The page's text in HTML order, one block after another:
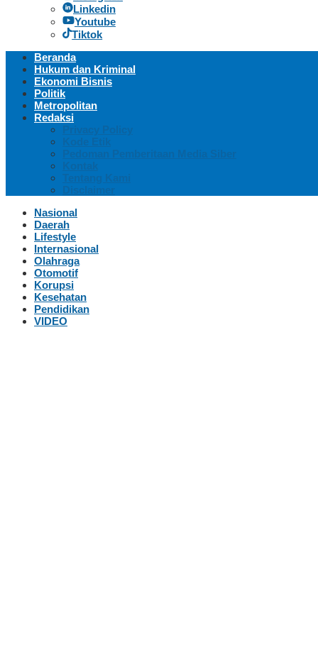
Linkedin
Youtube
Tiktok
Beranda
Hukum dan Kriminal
Ekonomi Bisnis
Politik
Metropolitan
Redaksi
Privacy Policy
Kode Etik
Pedoman Pemberitaan Media Siber
Kontak
Tentang Kami
Disclaimer
Nasional
Daerah
Lifestyle
Internasional
Olahraga
Otomotif
Korupsi
Kesehatan
Pendidikan
VIDEO